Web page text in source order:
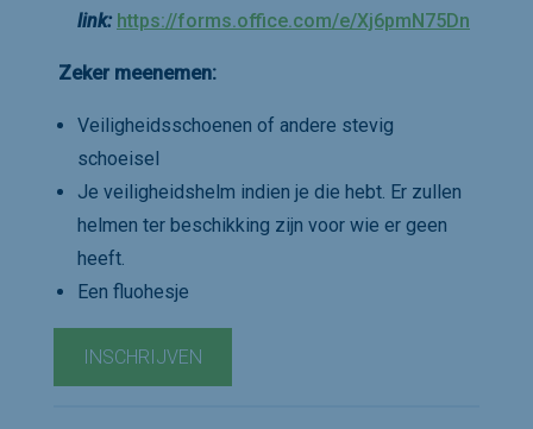
link: https://forms.office.com/e/Xj6pmN75Dn
Zeker meenemen:
Veiligheidsschoenen of andere stevig
schoeisel
Je veiligheidshelm indien je die hebt. Er zullen
helmen ter beschikking zijn voor wie er geen
heeft.
Een fluohesje
INSCHRIJVEN